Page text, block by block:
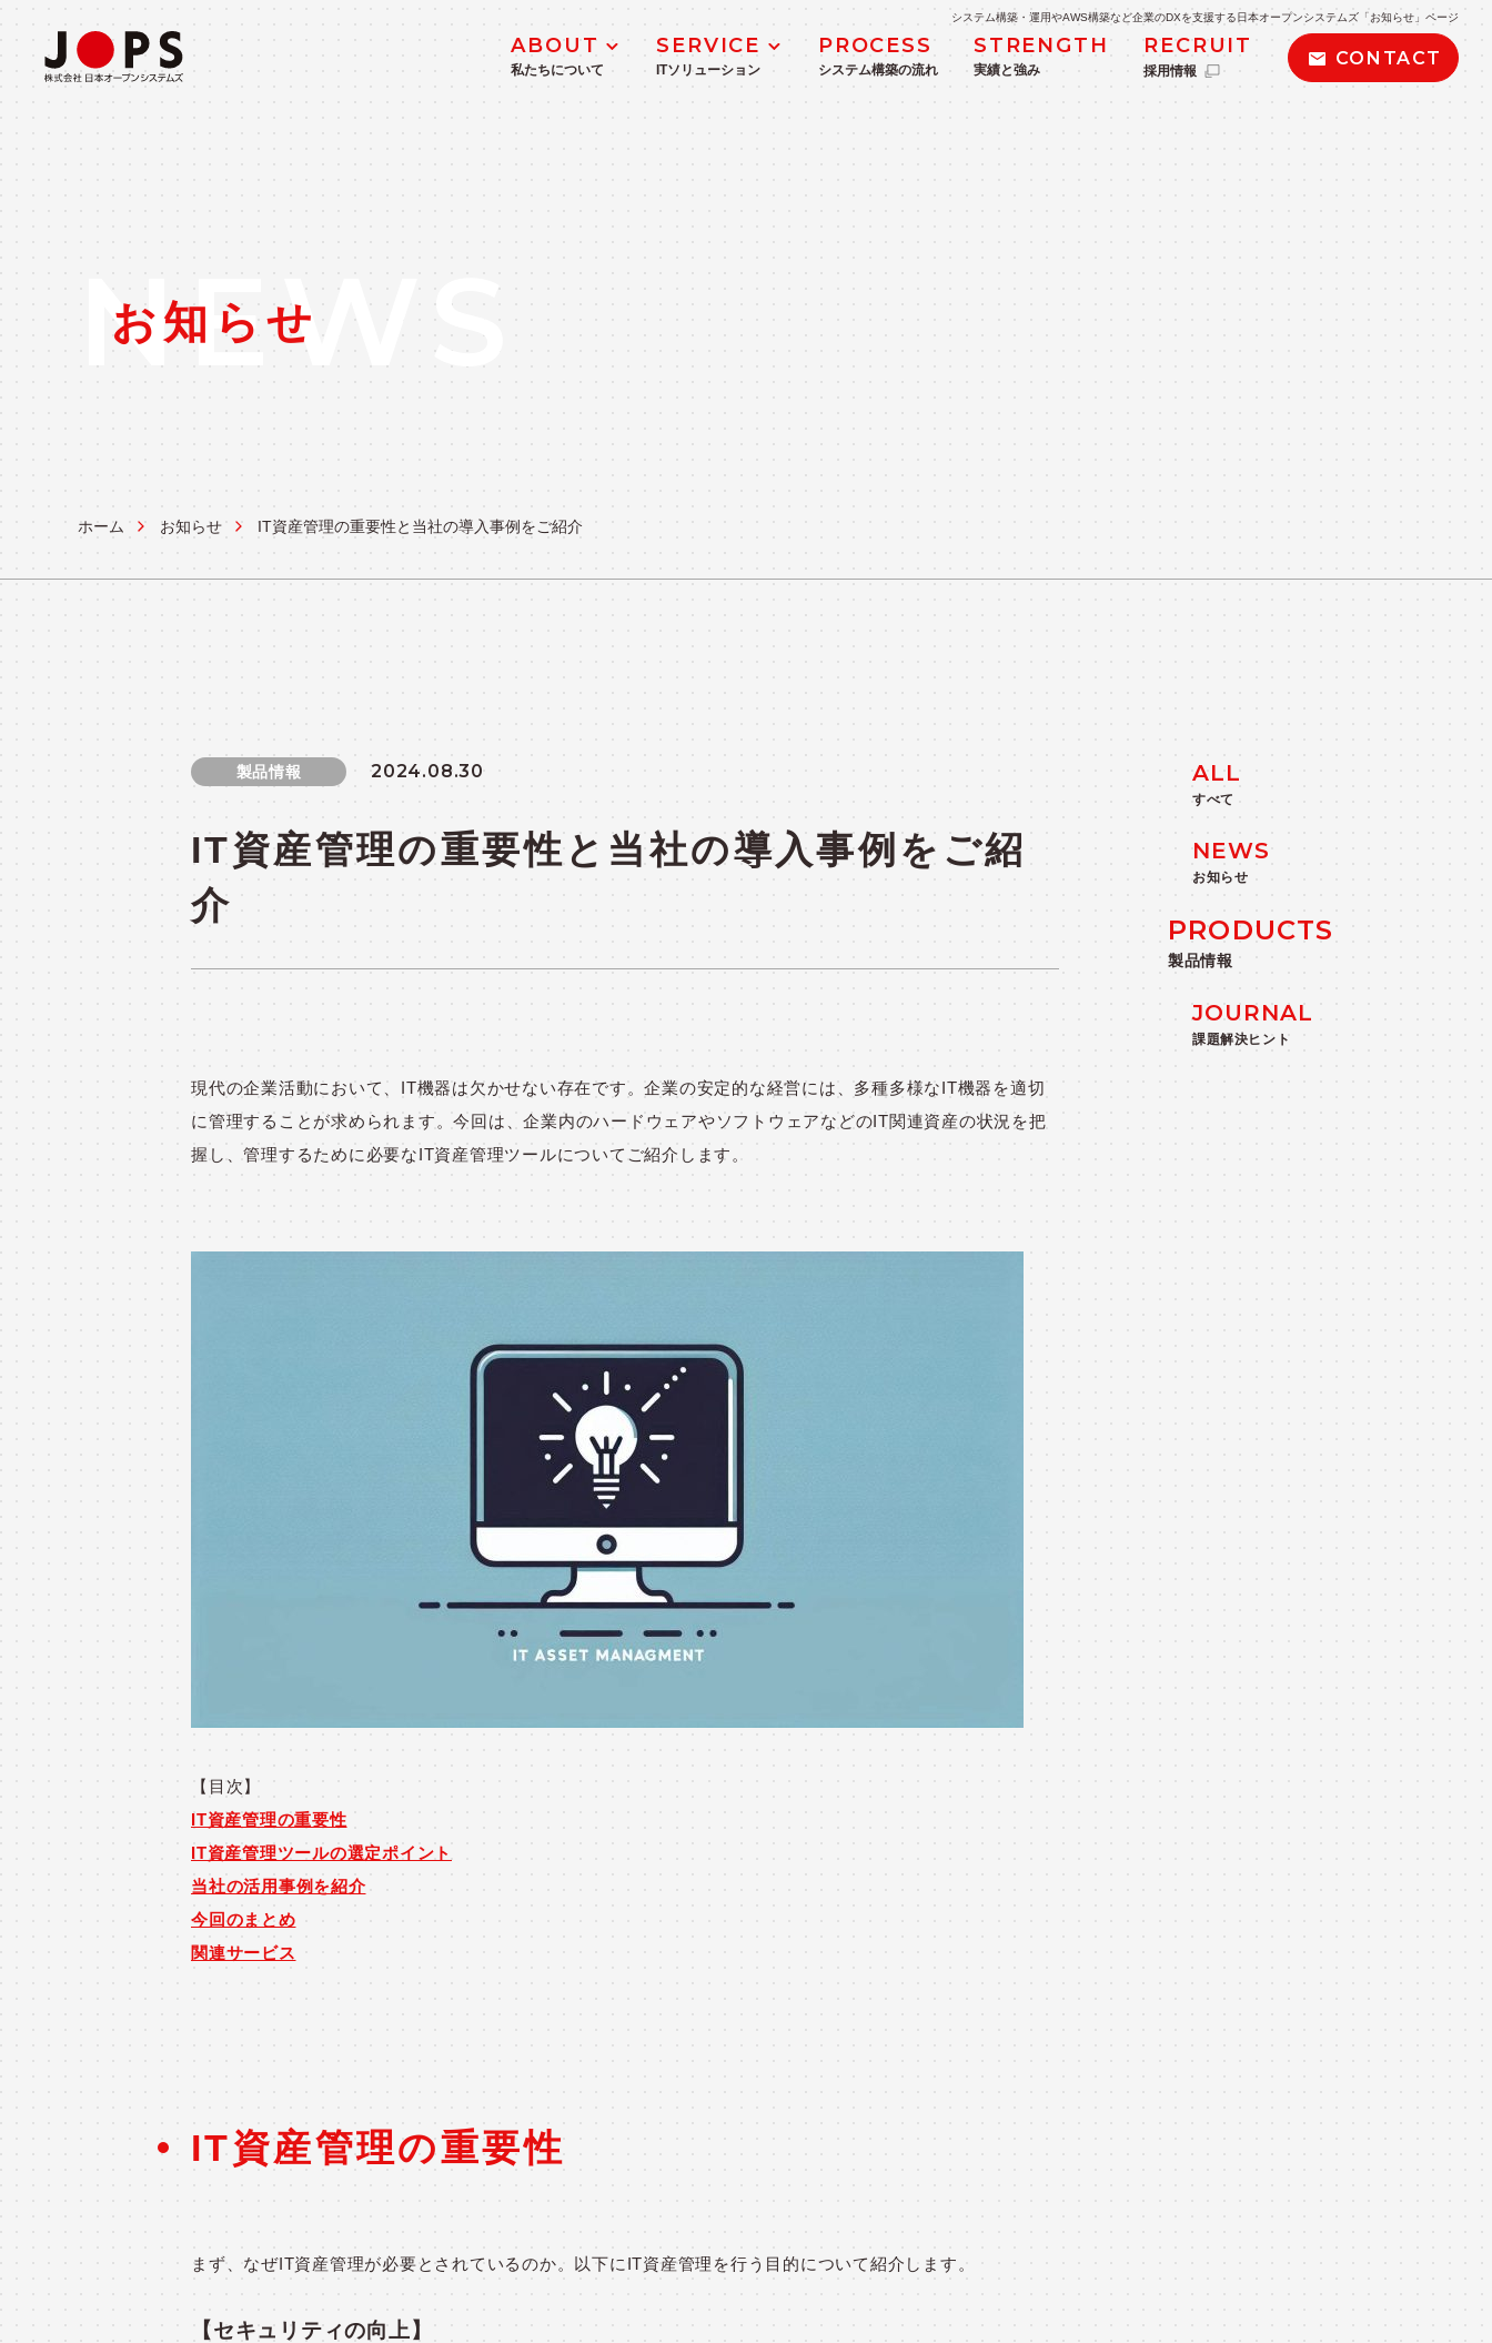
システム構築・運用やAWS構築など企業のDXを支援する日本オープンシステムズ「お知らせ」ページ
CONTACT
ABOUT
私たちについて
SERVICE
ITソリューション
システム運用ソリューション
PROCESS
システム構築の流れ
STRENGTH
実績と強み
RECRUIT
採用情報
NEWS
お知らせ
ホーム お知らせ IT資産管理の重要性と当社の導入事例をご紹介
製品情報 2024.08.30
IT資産管理の重要性と当社の導入事例をご紹
介
現代の企業活動において、IT機器は欠かせない存在です。企業の安定的な経営には、多種多様なIT機器を適切
に管理することが求められます。今回は、企業内のハードウェアやソフトウェアなどのIT関連資産の状況を把
握し、管理するために必要なIT資産管理ツールについてご紹介します。
【目次】
IT資産管理の重要性
IT資産管理ツールの選定ポイント
当社の活用事例を紹介
今回のまとめ
関連サービス
IT資産管理の重要性
まず、なぜIT資産管理が必要とされているのか。以下にIT資産管理を行う目的について紹介します。
【セキュリティの向上】
ALL
すべて
NEWS
お知らせ
PRODUCTS
製品情報
JOURNAL
課題解決ヒント